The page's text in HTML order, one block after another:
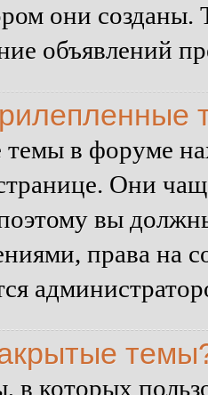
они
объявлений
в форуме
Они
вы
права на
в которых